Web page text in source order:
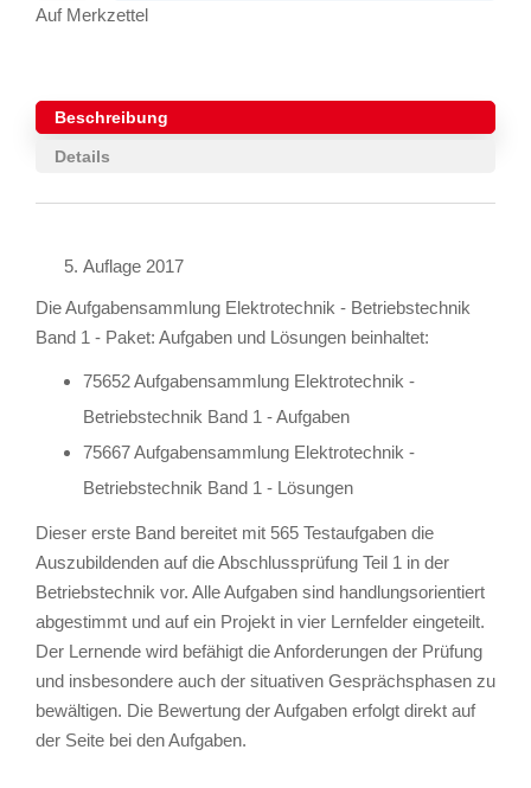
Auf Merkzettel
Beschreibung
Details
Auflage 2017
Die Aufgabensammlung Elektrotechnik - Betriebstechnik
Band 1 - Paket: Aufgaben und Lösungen beinhaltet:
75652 Aufgabensammlung Elektrotechnik -
Betriebstechnik Band 1 - Aufgaben
75667 Aufgabensammlung Elektrotechnik -
Betriebstechnik Band 1 - Lösungen
Dieser erste Band bereitet mit 565 Testaufgaben die
Auszubildenden auf die Abschlussprüfung Teil 1 in der
Betriebstechnik vor. Alle Aufgaben sind handlungsorientiert
abgestimmt und auf ein Projekt in vier Lernfelder eingeteilt.
Der Lernende wird befähigt die Anforderungen der Prüfung
und insbesondere auch der situativen Gesprächsphasen zu
bewältigen. Die Bewertung der Aufgaben erfolgt direkt auf
der Seite bei den Aufgaben.